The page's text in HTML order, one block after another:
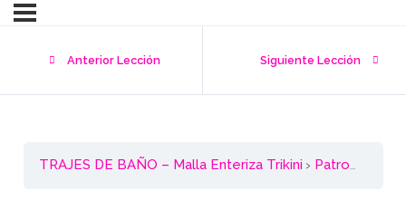
Anterior Lección Siguiente Lección
TRAJES DE BAÑO – Malla Enteriza Trikini Patronaje de Trikini Básica – Delantero